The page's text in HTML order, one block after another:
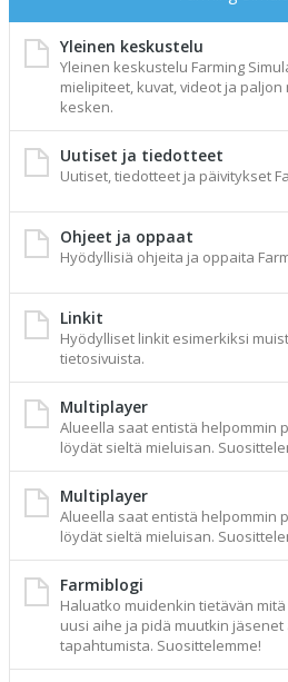
Yleinen keskustelu
Yleinen keskustelu Farming
mielipiteet, kuvat, videot ja
kesken.
Uutiset ja tiedotteet
Uutiset, tiedotteet ja päivitykset
Ohjeet ja oppaat
Hyödyllisiä ohjeita ja oppaita
Linkit
Hyödylliset linkit esimerkiksi
tietosivuista.
Multiplayer
Alueella saat entistä helpommin
löydät sieltä mieluisan.
Multiplayer
Alueella saat entistä helpommin
löydät sieltä mieluisan.
Farmiblogi
Haluatko muidenkin tietävän
uusi aihe ja pidä muutkin
tapahtumista. Suosittelemme!